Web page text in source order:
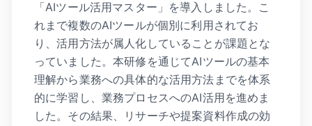
「AIツール活用マスター」を導入しました。こ
れまで複数のAIツールが個別に利用されてお
り、活用方法が属人化していることが課題とな
っていました。本研修を通じてAIツールの基本
理解から業務への具体的な活用方法までを体系
的に学習し、業務プロセスへのAI活用を進めま
した。その結果、リサーチや提案資料作成の効